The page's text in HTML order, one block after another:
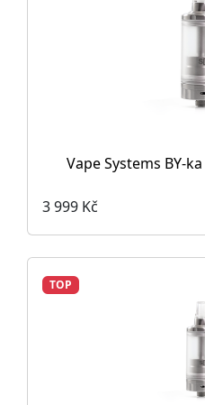
Vape Systems BY-
3 999 Kč
TOP